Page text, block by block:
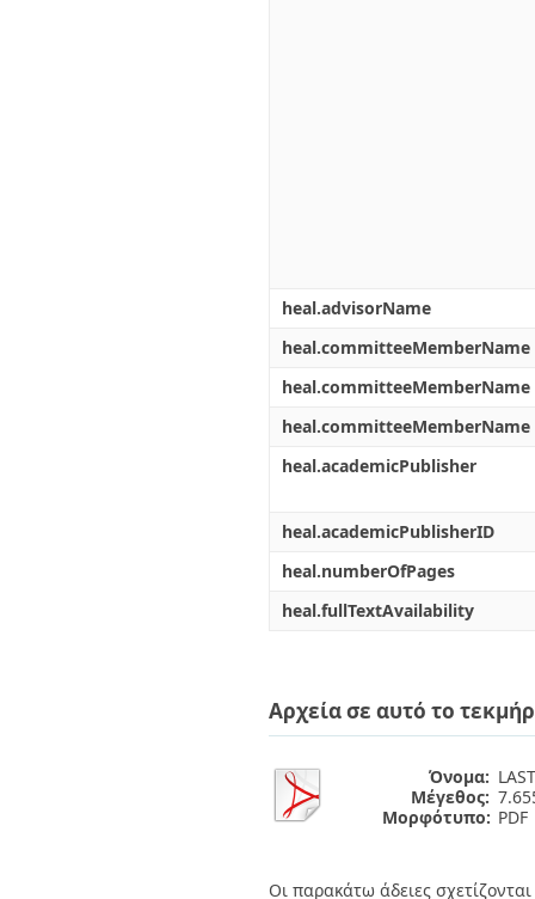
heal.advisorName
heal.committeeMemberName
heal.committeeMemberName
heal.committeeMemberName
heal.academicPublisher
heal.academicPublisherID
heal.numberOfPages
heal.fullTextAvailability
Αρχεία σε αυτό το
Όνομα:
Μέγεθος:
Μορφότυπο: PDF
Οι παρακάτω άδειες